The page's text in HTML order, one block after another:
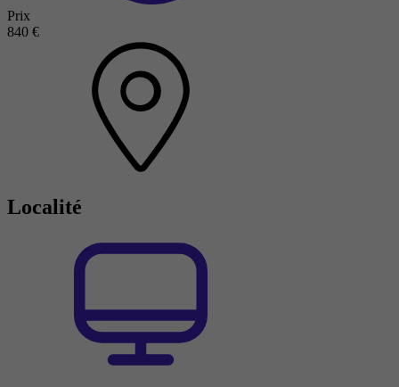
Prix
840 €
Localité